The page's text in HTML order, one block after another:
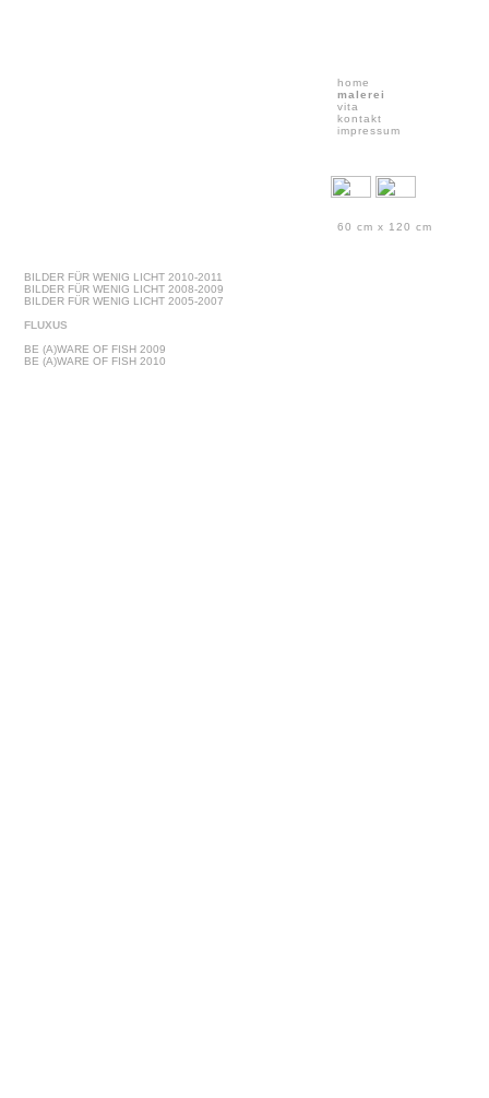
BILDER FÜR WENIG LICHT 2010-2011
BILDER FÜR WENIG LICHT 2008-2009
BILDER FÜR WENIG LICHT 2005-2007
FLUXUS
BE (A)WARE OF FISH 2009
BE (A)WARE OF FISH 2010
home
malerei
vita
kontakt
impressum
60 cm x 120 cm